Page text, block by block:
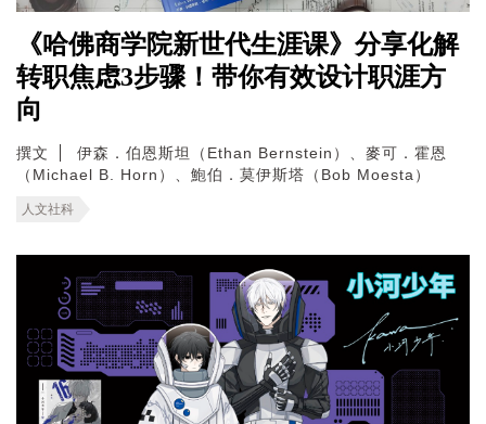
《哈佛商学院新世代生涯课》分享化解
转职焦虑3步骤！带你有效设计职涯方
向
撰文
伊森．伯恩斯坦（Ethan Bernstein）、麥可．霍恩
（Michael B. Horn）、鮑伯．莫伊斯塔（Bob Moesta）
人文社科